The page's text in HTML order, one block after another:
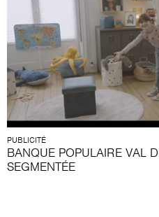
PUBLICITÉ
BANQUE POPULAIRE VAL
SEGMENTÉE